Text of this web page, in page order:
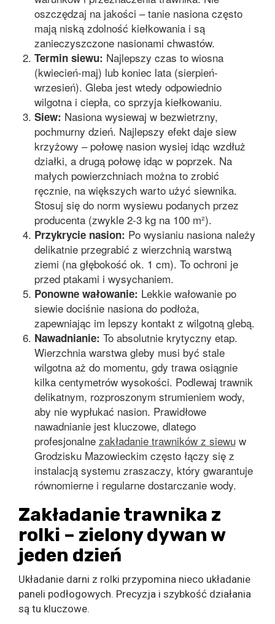
oszczędzaj na jakości – tanie nasiona często
mają niską zdolność kiełkowania i są
zanieczyszczone nasionami chwastów.
Termin siewu: Najlepszy czas to wiosna
(kwiecień-maj) lub koniec lata (sierpień-
wrzesień). Gleba jest wtedy odpowiednio
wilgotna i ciepła, co sprzyja kiełkowaniu.
Siew: Nasiona wysiewaj w bezwietrzny,
pochmurny dzień. Najlepszy efekt daje siew
krzyżowy – połowę nasion wysiej idąc wzdłuż
działki, a drugą połowę idąc w poprzek. Na
małych powierzchniach można to zrobić
ręcznie, na większych warto użyć siewnika.
Stosuj się do norm wysiewu podanych przez
producenta (zwykle 2-3 kg na 100 m²).
Przykrycie nasion: Po wysianiu nasiona należy
delikatnie przegrabić z wierzchnią warstwą
ziemi (na głębokość ok. 1 cm). To ochroni je
przed ptakami i wysychaniem.
Ponowne wałowanie: Lekkie wałowanie po
siewie dociśnie nasiona do podłoża,
zapewniając im lepszy kontakt z wilgotną glebą.
Nawadnianie: To absolutnie krytyczny etap.
Wierzchnia warstwa gleby musi być stale
wilgotna aż do momentu, gdy trawa osiągnie
kilka centymetrów wysokości. Podlewaj trawnik
delikatnym, rozproszonym strumieniem wody,
aby nie wypłukać nasion. Prawidłowe
nawadnianie jest kluczowe, dlatego
profesjonalne zakładanie trawników z siewuw
Grodzisku Mazowieckim często łączy się z
instalacją systemu zraszaczy, który gwarantuje
równomierne i regularne dostarczanie wody.
Zakładanie trawnika z
rolki – zielony dywan w
jeden dzień
Układanie darni z rolki przypomina nieco układanie
paneli podłogowych. Precyzja i szybkość działania
są tu kluczowe.